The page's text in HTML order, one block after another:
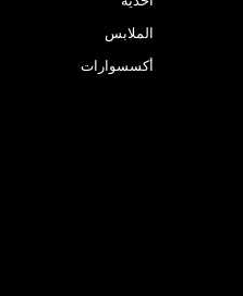
الملابس
أكسسوارات